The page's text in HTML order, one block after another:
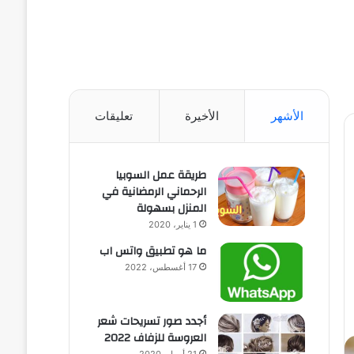
الأشهر الأخيرة تعليقات
طريقة عمل السوبيا
الرحماني الرمضانية في
المنزل بسهولة
1 يناير، 2020
ما هو تطبيق واتس اب
17 أغسطس، 2022
أجدد صور تسريحات شعر
العروسة للزفاف 2022